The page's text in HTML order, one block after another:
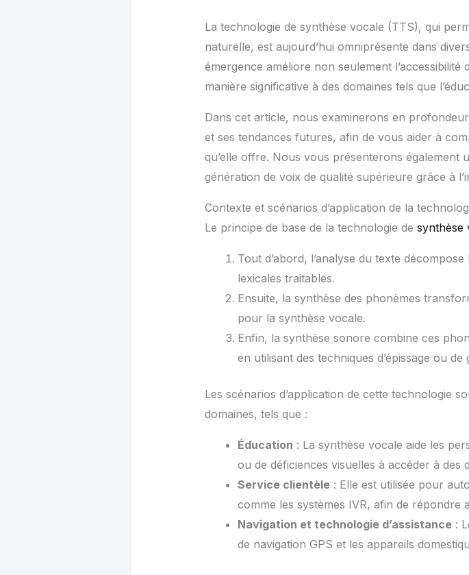
La technologie de synthèse vocale (TTS), qui
naturelle, est aujourd’hui omniprésente dans
émergence améliore non seulement
manière significative à des domaines tels que
Dans cet article, nous examinerons en
et ses tendances futures, afin de vous aider à
qu’elle offre. Nous vous présenterons également
génération de voix de qualité supérieure grâce à
Contexte et scénarios d’application de la
Le principe de base de la technologie de synthèse
Tout d’abord, l’analyse du texte
lexicales traitables.
Ensuite, la synthèse des phonèmes
pour la synthèse vocale.
Enfin, la synthèse sonore combine ces
en utilisant des techniques d’épissage ou de
Les scénarios d’application de cette technologie
domaines, tels que :
Éducation : La synthèse vocale aide les
ou de déficiences visuelles à accéder à
Service clientèle: Elle est utilisée pour
comme les systèmes IVR, afin de répondre
Navigation et technologie d’assistance:
de navigation GPS et les appareils